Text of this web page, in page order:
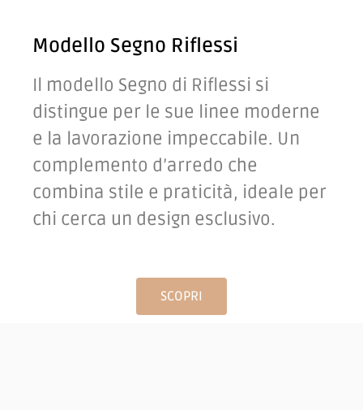
Modello Segno Riflessi
Il modello Segno di Riflessi si
distingue per le sue linee moderne
e la lavorazione impeccabile. Un
complemento d’arredo che
combina stile e praticità, ideale per
chi cerca un design esclusivo.
SCOPRI